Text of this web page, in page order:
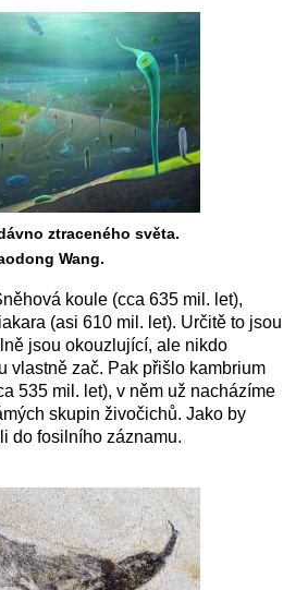
ztraceného světa.
Wang.
koule (cca 635 mil. let),
(asi 610 mil. let). Určitě to jsou
jsou okouzlující, ale nikdo
vlastně zač. Pak přišlo kambrium
535 mil. let), v něm už nacházíme
skupin živočichů. Jako by
do fosilního záznamu.